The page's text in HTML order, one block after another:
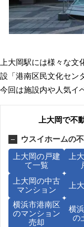
上大岡駅には様々な
設「港南区民文化セン
今回は施設内や人気イ
上大岡で不
ウスイホームの
上大岡の戸建
て一覧
上
上大岡の中古
マンション
上
横浜市港南区
のマンション
売却
横
の